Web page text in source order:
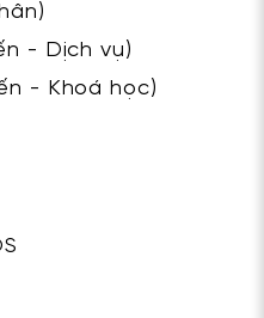
- Dịch vụ)
- Khoá học)